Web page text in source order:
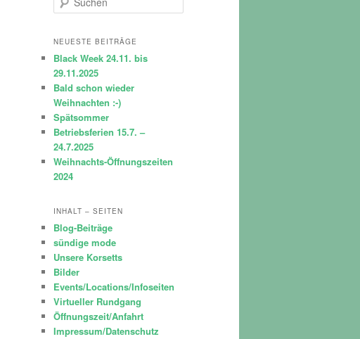
u
h
n
NEUESTE BEITRÄGE
Black Week 24.11. bis
29.11.2025
Bald schon wieder
Weihnachten :-)
Spätsommer
Betriebsferien 15.7. –
24.7.2025
Weihnachts-Öffnungszeiten
2024
INHALT – SEITEN
Blog-Beiträge
sündige mode
Unsere Korsetts
Bilder
Events/Locations/Infoseiten
Virtueller Rundgang
Öffnungszeit/Anfahrt
Impressum/Datenschutz